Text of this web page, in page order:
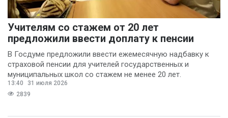
Учителям со стажем от 20 лет
предложили ввести доплату к пенсии
В Госдуме предложили ввести ежемесячную надбавку к
страховой пенсии для учителей государственных и
муниципальных школ со стажем не менее 20 лет.
13:40
31 июля 2026
2839